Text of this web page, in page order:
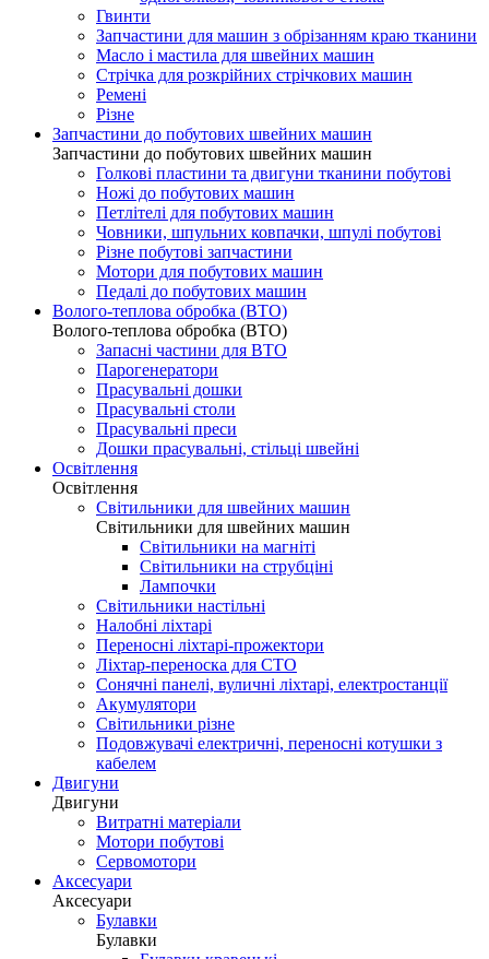
Гвинти
Запчастини для машин з обрізанням краю тканини
Масло і мастила для швейних машин
Стрічка для розкрійних стрічкових машин
Ремені
Різне
Запчастини до побутових швейних машин
Запчастини до побутових швейних машин
Голкові пластини та двигуни тканини побутові
Ножі до побутових машин
Петлітелі для побутових машин
Човники, шпульних ковпачки, шпулі побутові
Різне побутові запчастини
Мотори для побутових машин
Педалі до побутових машин
Волого-теплова обробка (ВТО)
Волого-теплова обробка (ВТО)
Запасні частини для ВТО
Парогенератори
Прасувальні дошки
Прасувальні столи
Прасувальні преси
Дошки прасувальні, стільці швейні
Освітлення
Освітлення
Світильники для швейних машин
Світильники для швейних машин
Світильники на магніті
Світильники на струбціні
Лампочки
Світильники настільні
Налобні ліхтарі
Переносні ліхтарі-прожектори
Ліхтар-переноска для СТО
Сонячні панелі, вуличні ліхтарі, електростанції
Акумулятори
Світильники різне
Подовжувачі електричні, переносні котушки з
кабелем
Двигуни
Двигуни
Витратні матеріали
Мотори побутові
Сервомотори
Аксесуари
Аксесуари
Булавки
Булавки